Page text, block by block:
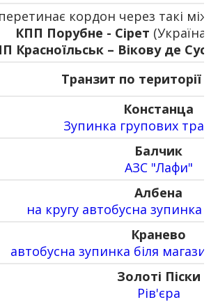
кордон через такі
КПП Порубне - Сірет (Україна
Красноїльськ – Вікову де Сус
Транзит по території
Констанца
Зупинка групових
Балчик
АЗС "Лафи"
Албена
на кругу автобусна зупинка
Кранево
автобусна зупинка біля
Золоті Піски
Рів'єра